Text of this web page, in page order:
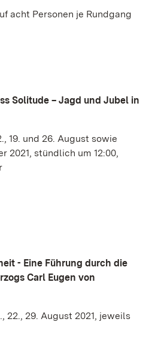
acht Personen je Rundgang
Solitude – Jagd und Jubel in
19. und 26. August sowie
2021, stündlich um 12:00,
- Eine Führung durch die
Carl Eugen von
22., 29. August 2021, jeweils